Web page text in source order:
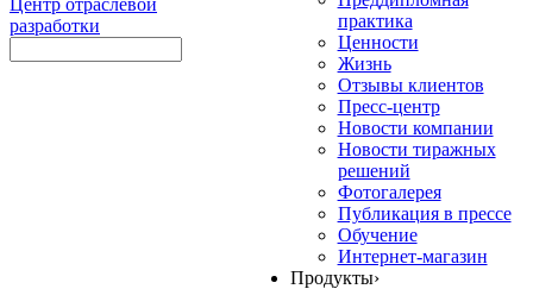
разработки
практика
Ценности
Жизнь
Отзывы клиентов
Пресс-центр
Новости компании
Новости тиражных
решений
Фотогалерея
Публикация в прессе
Обучение
Интернет-магазин
Продукты›